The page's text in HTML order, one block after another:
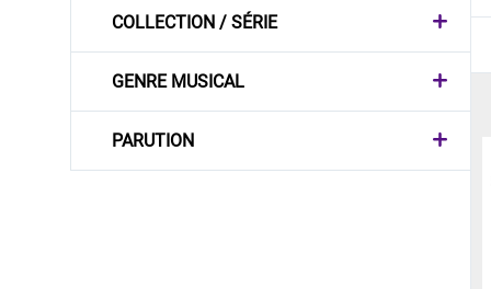
COLLECTION / SÉRIE
GENRE MUSICAL
PARUTION